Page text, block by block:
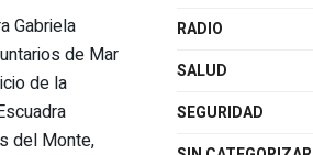
Gabriela
de Mar
de la
del Monte,
RADIO
SALUD
SEGURIDAD